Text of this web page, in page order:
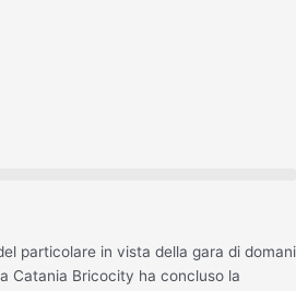
particolare in vista della gara di domani
Catania Bricocity ha concluso la